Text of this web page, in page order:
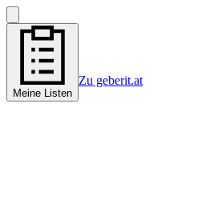
Meine Listen
Zu geberit.at